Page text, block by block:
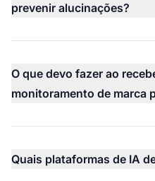
prevenir alucinações?
O que devo fazer ao
monitoramento de marca
Quais plataformas de IA